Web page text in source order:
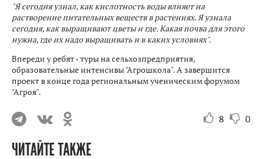
"Я сегодня узнал, как кислотность воды влияет на
растворение питательных веществ в растениях. Я узнала
сегодня, как выращивают цветы и где. Какая почва для этого
нужна, где их надо выращивать и в каких условиях".
Впереди у ребят - туры на сельхозпредприятия,
образовательные интенсивы "Агрошкола". А завершится
проект в конце года региональным ученическим форумом
"Агроя".
8 0
ЧИТАЙТЕ ТАКЖЕ